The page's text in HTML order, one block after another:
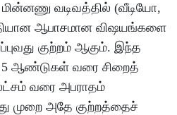
மின்னணு வடிவத்தில் (வீடியோ,
ஆபாசமான விஷயங்களை
குற்றம் ஆகும். இந்த
5 ஆண்டுகள் வரை சிறைத்
வரை அபராதம்
முறை அதே குற்றத்தைச்